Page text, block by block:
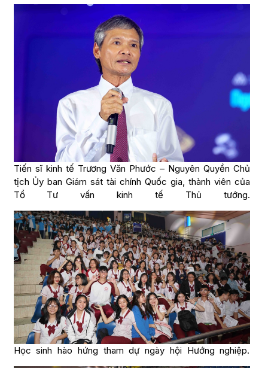
Tiến sĩ kinh tế Trương Văn Phước – Nguyên Quyền Chủ
tịch Ủy ban Giám sát tài chính Quốc gia, thành viên của
Tổ Tư vấn kinh tế Thủ tướng.
Học sinh hào hứng tham dự ngày hội Hướng nghiệp.